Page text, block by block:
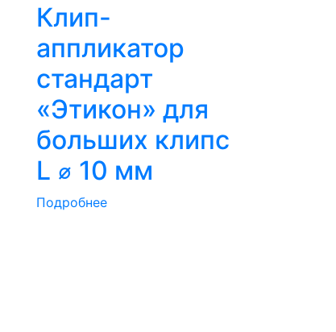
Клип-
аппликатор
стандарт
«Этикон» для
больших клипс
L ⌀ 10 мм
Подробнее